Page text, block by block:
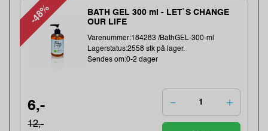
-48%
BATH GEL 300 ml - LET`S CHANGE
OUR LIFE
Varenummer:184283 /BathGEL-300-ml
Lagerstatus:2558 stk på lager.
Sendes om:0-2 dager
6,-
12,-